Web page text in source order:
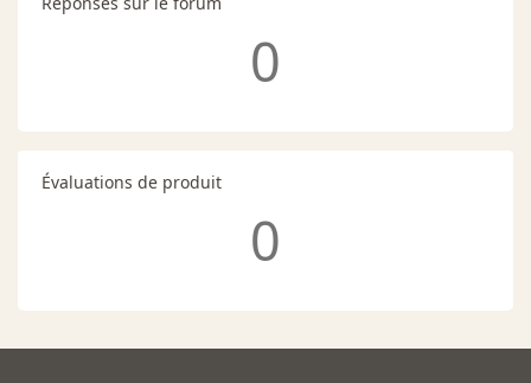
0
Évaluations de produit
0